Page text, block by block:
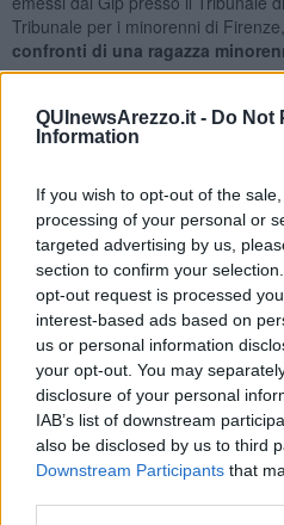
QUInewsArezzo.it - Do Not
Information
If you wish to opt-out of the
processing of your personal or
targeted advertising by us,
section to confirm your
opt-out request is processed
interest-based ads based on
us or personal information
your opt-out. You may
disclosure of your personal
IAB’s list of downstream
also be disclosed by us to third
Downstream Participants that
Tribunale per i minorenni di Firenze,
confronti di una ragazza
aguzzino.Tutto ha inizio sul finire
quando la ragazza dopo essersi
minorenne, aveva instaurato con
Il fidanzatinoperò era sempre a
anch'egli minorenne all'epoca
avevano iniziato a
continue minacce e umiliazioni, a
denaro, in pratica la sua paghetta
pergiocare ai videopoker.
Tutto questo siè protratto per
l'infatuazione della ragazzanon le